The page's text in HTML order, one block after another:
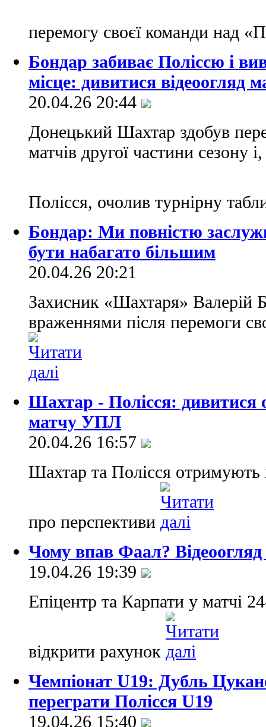
перемогу своєї команди над
Бондар забиває Поліссю і
місце: дивитися відеоогляд
20.04.26 20:44
Донецький Шахтар здобув
матчів другої частини сезону
Полісся, очолив турнірну
Бондар: Ми повністю
бути набагато більшим
20.04.26 20:21
Захисник «Шахтаря» Валерій
враженнями після перемоги
Шахтар - Полісся: дивитися
матчу УПЛ
20.04.26 16:57
Шахтар та Полісся
про перспективи
Чому впав Фаал?
19.04.26 19:39
Епіцентр та Карпати у матчі
відкрити рахунок
Чемпіонат U19: Дубль
переграти Полісся U19
19.04.26 15:40